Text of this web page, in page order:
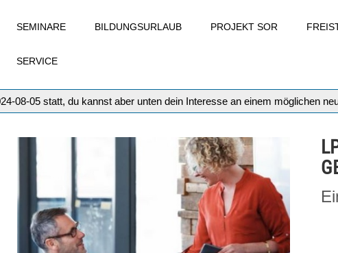
SEMINARE BILDUNGSURLAUB PROJEKT SOR
SERVICE
08-05 statt, du kannst aber unten dein Interesse an einem möglichen